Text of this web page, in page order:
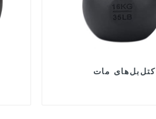
کتل‌بل‌های مات